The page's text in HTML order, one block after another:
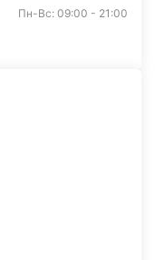
Пн-Вс: 09:00 - 21:00